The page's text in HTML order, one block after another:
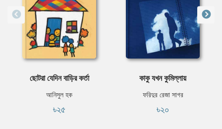
ছোটরা যেদিন বাড়ির কর্তা
আনিসুল হক
৳২৫
কাকু যখন কুমিল্লায়
ফরিদুর রেজা সাগর
৳২০